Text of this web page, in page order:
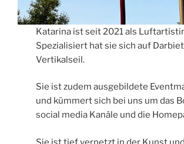
Katarina ist seit 2021 als
Spezialisiert hat sie sich auf
Vertikalseil.
Sie ist zudem ausgebildete
und kümmert sich bei uns um das
social media Kanäle und die